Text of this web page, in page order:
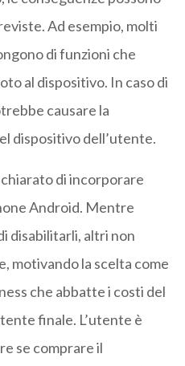
Ad esempio, molti
di funzioni che
al dispositivo. In caso di
causare la
dispositivo dell’utente.
di incorporare
Android. Mentre
disabilitarli, altri non
motivando la scelta come
che abbatte i costi del
finale. L’utente è
se comprare il